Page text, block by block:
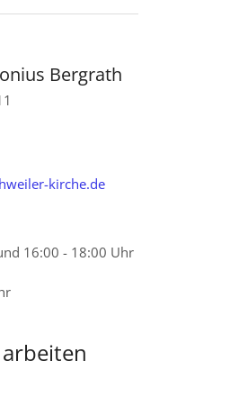
Bergrath
kirche.de
16:00 - 18:00 Uhr